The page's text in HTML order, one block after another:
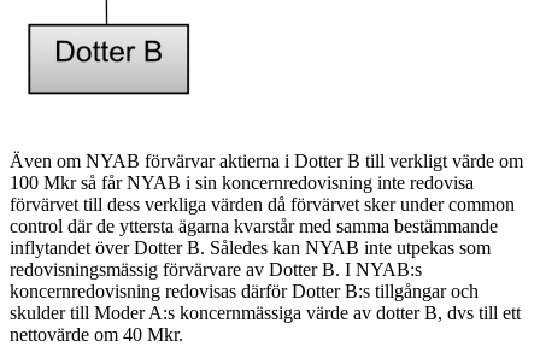
Även om NYAB förvärvar aktierna i Dotter B till verkligt värde om
100 Mkr så får NYAB i sin koncernredovisning inte redovisa
förvärvet till dess verkliga värden då förvärvet sker under common
control där de yttersta ägarna kvarstår med samma bestämmande
inflytandet över Dotter B. Således kan NYAB inte utpekas som
redovisningsmässig förvärvare av Dotter B. I NYAB:s
koncernredovisning redovisas därför Dotter B:s tillgångar och
skulder till Moder A:s koncernmässiga värde av dotter B, dvs till ett
nettovärde om 40 Mkr.